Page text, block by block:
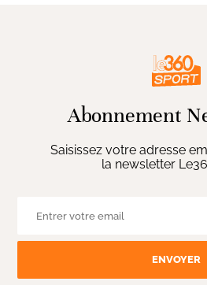
Abonnement
Saisissez votre adresse
la newsletter
ENVOYER